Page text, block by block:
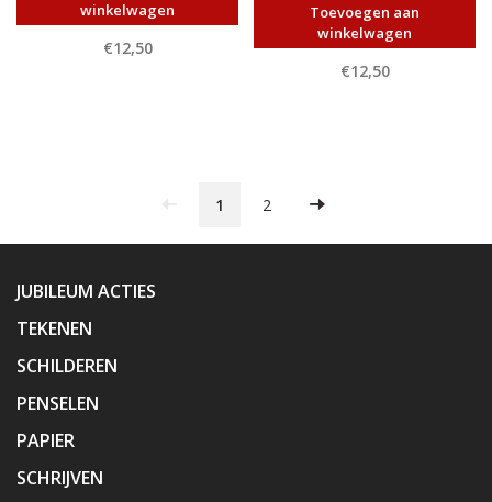
winkelwagen
€12,50
Toevoegen aan
winkelwagen
€12,50
1 2
JUBILEUM ACTIES
TEKENEN
SCHILDEREN
PENSELEN
PAPIER
SCHRIJVEN